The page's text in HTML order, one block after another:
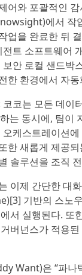
어와 포괄적인
에서 작
업을 완료한 뒤
트 소프트웨어
안 로컬 샌드
한 환경에서 자
코코는 모든 데이
는 동시에, 팀
케스트레이션
한 새롭게 제공
솔루션을 조직
이제 간단한 대
기반의 스노
서 실행된다.
버넌스가 적용
Want)은 “파